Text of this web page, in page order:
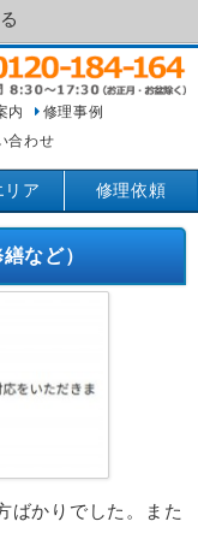
内
修理事例
合わせ
リア 修理依頼
など）
ばかりでした。また